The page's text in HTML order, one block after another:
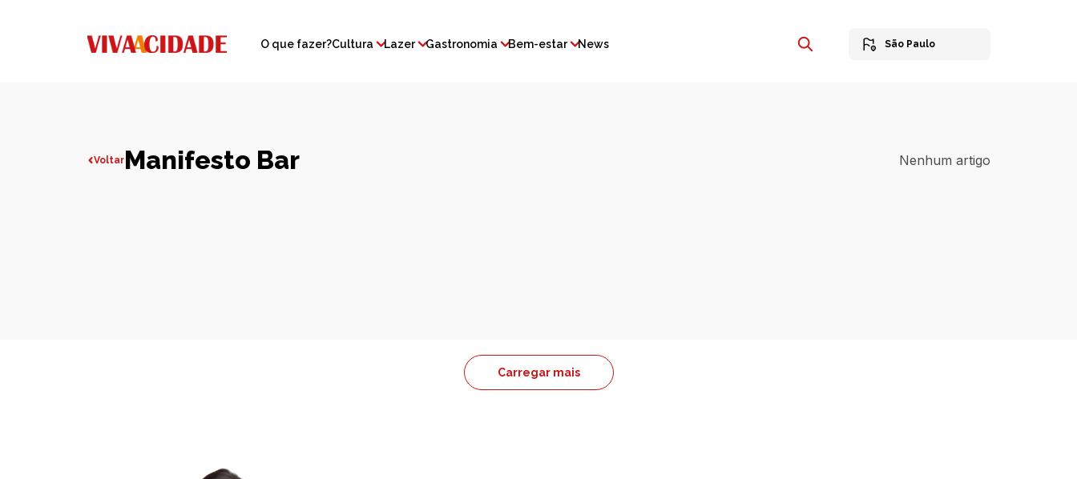
O que fazer?Cultura Lazer Gastronomia Bem-estar News São Paulo
VoltarManifesto Bar Nenhum artigo
Carregar mais